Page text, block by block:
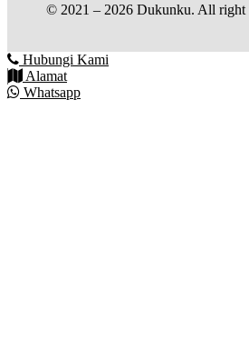
© 2021 – 2026 Dukunku. All right
Hubungi Kami
Alamat
Whatsapp